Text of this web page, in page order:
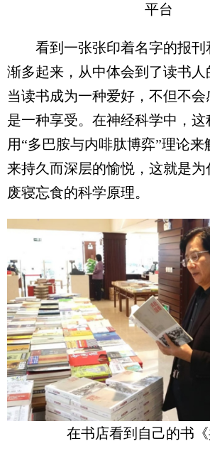
平台
看到一张张印着名字的报刊
渐多起来，从中体会到了读书人
当读书成为一种爱好，不但不
是一种享受。在神经科学中，这
用“多巴胺与内啡肽博弈”理论
来持久而深层的愉悦，这就是
废寝忘食的科学原理。
在书店看到自己的书《